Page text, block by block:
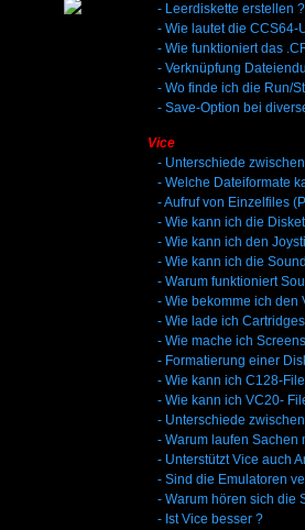
- Leerdiskette erstellen ?
- Wie lautet die CCS64-
- Wie funktioniert das
- Verknüpfung
- Wo finde ich die Run/
- Save-Option bei
Vice
- Unterschiede
- Welche Dateiformate
-Aufruf von Einzelfiles
- Wie kann ich die
- Wie kann ich den
- Wie kann ich die
- Warum funktioniert
- Wie bekomme ich den
- Wie lade ich
- Wie mache ich
- Formatierung einer
- Wie kann ich C128-
- Wie kann ich VC20-
- Unterschiede
- Warum laufen Sachen
- Unterstützt Vice auch
- Sind die Emulatoren
- Warum hören sich die
- Ist Vice besser ?